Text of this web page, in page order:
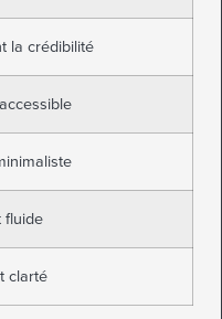
la crédibilité
fluide
clarté